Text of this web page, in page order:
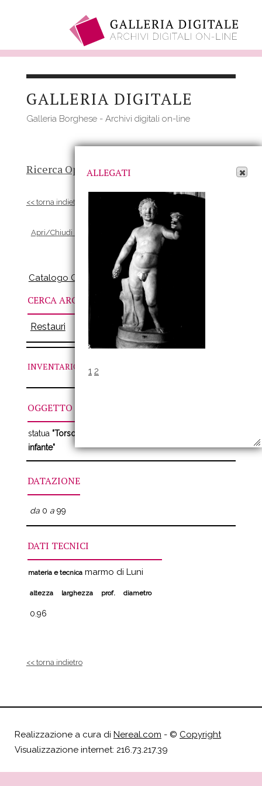
contenutoGALLERIA DIGITALE
Galleria Borghese - Archivi digitali on-line
Ricerca Opere-Risultato
<< torna indietro
Apri/Chiudi scheda Allegati
Catalogo Online
CERCA ARCHIVI
Restauri
INVENTARIO N. VIIIC
OGGETTO
statua "Torso di fanciullo restaurato come Dioniso
infante"
DATAZIONE
da0 a99
DATI TECNICI
materia e tecnicamarmo di Luni
altezza larghezza prof. diametro
0.96
<< torna indietro
Realizzazione a cura di Nereal.com - © Copyright
Visualizzazione internet: 216.73.217.39
ALLEGATI
1 2